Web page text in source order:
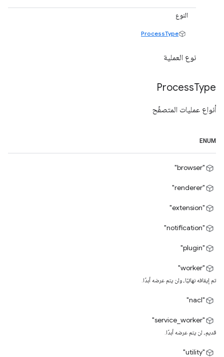
النوع
ProcessType
نوع العملية
ProcessType
أنواع عمليات المتصفّح
ENUM
"browser"
"renderer"
"extension"
"notification"
"plugin"
"worker"
تم إيقافه نهائيًا، ولن يتم عرضه أبدًا.
"nacl"
"service_worker"
قديم، لن يتم عرضه أبدًا.
"utility"